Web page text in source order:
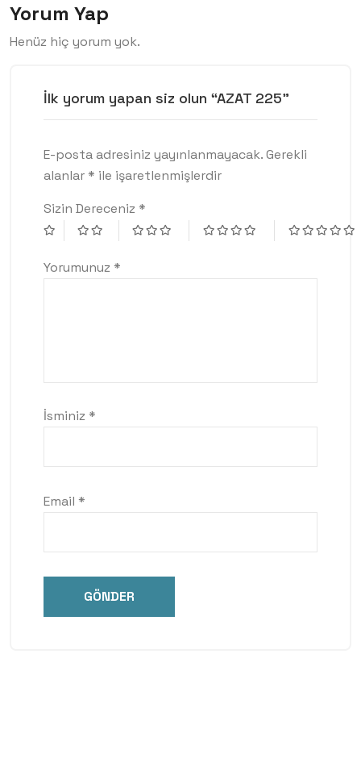
Yorum Yap
Henüz hiç yorum yok.
İlk yorum yapan siz olun “AZAT 225”
E-posta adresiniz yayınlanmayacak.Gerekli
alanlar* ile işaretlenmişlerdir
Sizin Dereceniz *
Yorumunuz *
İsminiz *
Email *